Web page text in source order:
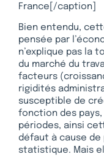
France[/caption]
Bien entendu,
pensée par
n’explique pas la
du marché du
facteurs
rigidités
susceptible de
fonction des
périodes, ainsi
défaut à cause de
statistique. Mais